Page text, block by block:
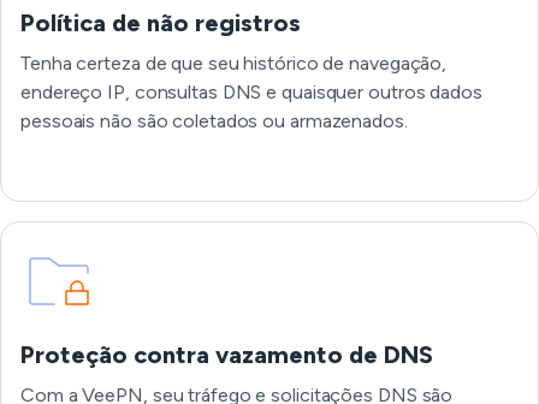
Política de não registros
Tenha certeza de que seu histórico de navegação,
endereço IP, consultas DNS e quaisquer outros dados
pessoais não são coletados ou armazenados.
Proteção contra vazamento de DNS
Com a VeePN, seu tráfego e solicitações DNS são